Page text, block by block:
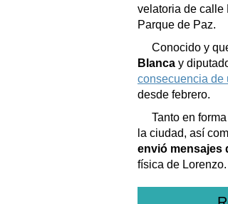
velatoria de calle
Parque de Paz.
Conocido y
Blanca y
consecuencia de
desde febrero.
Tanto en
la ciudad, así
envió mensajes
física de Lorenzo.